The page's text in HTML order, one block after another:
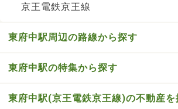
京王電鉄京王線
東府中駅周辺の路線から探す
東府中駅の特集から探す
東府中駅(京王電鉄京王線)の不動産を